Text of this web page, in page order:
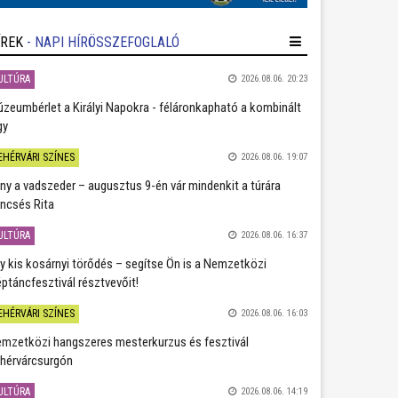
- NAPI HÍRÖSSZEFOGLALÓ
2026.08.06. 20:23
a Királyi Napokra - féláronkapható a kombinált
SZÍNES 2026.08.06. 19:07
a vadszeder – augusztus 9-én vár mindenkit a túrára
Rita
2026.08.06. 16:37
kis kosárnyi törődés – segítse Ön is a Nemzetközi
résztvevőit!
SZÍNES 2026.08.06. 16:03
hangszeres mesterkurzus és fesztivál
2026.08.06. 14:19